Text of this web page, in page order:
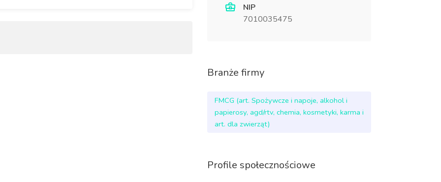
NIP
7010035475
Branże firmy
FMCG (art. Spożywcze i napoje, alkohol i
papierosy, agd/rtv, chemia, kosmetyki, karma i
art. dla zwierząt)
Profile społecznościowe